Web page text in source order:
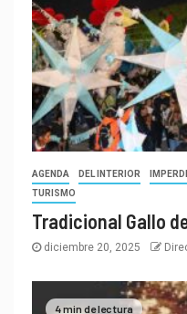
AGENDA DEL INTERIOR
TURISMO
Tradicional Gallo
diciembre 20, 2025
4 min de lectura